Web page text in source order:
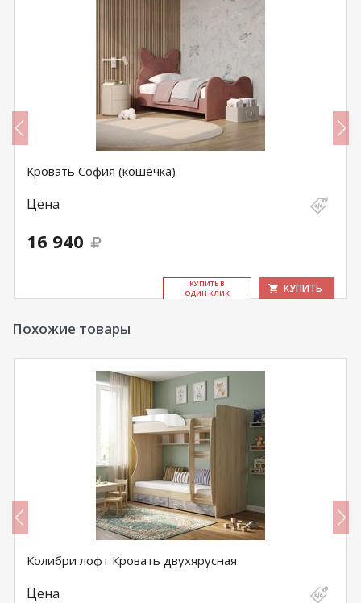
Кровать София (кошечка)
Цена
16 940
КУ­ПИТЬ В
ОДИН КЛИК
КУПИТЬ
Похожие товары
Колибри лофт Кровать двухярусная
Цена